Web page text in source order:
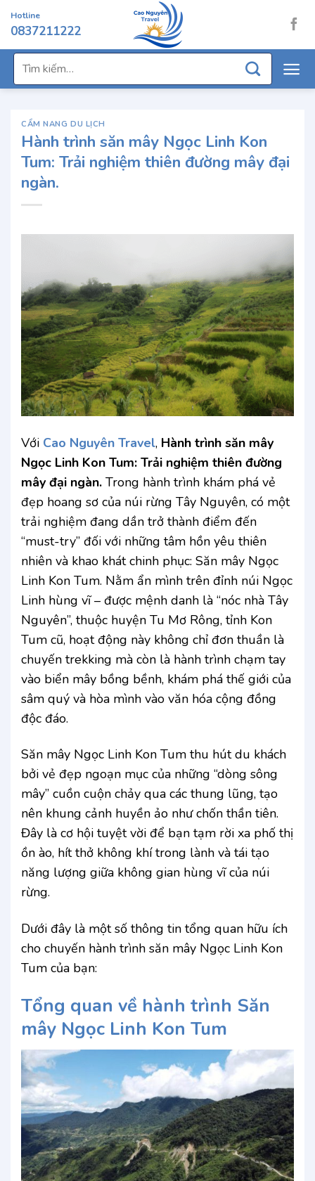
đến
dung
Hotline
0837211222
Tìm
kiếm:
CẨM NANG DU LỊCH
Hành trình săn mây Ngọc Linh Kon
Tum: Trải nghiệm thiên đường mây đại
ngàn.
Với Cao Nguyên Travel, Hành trình săn mây
Ngọc Linh Kon Tum: Trải nghiệm thiên đường
mây đại ngàn. Trong hành trình khám phá vẻ
đẹp hoang sơ của núi rừng Tây Nguyên, có một
trải nghiệm đang dần trở thành điểm đến
“must-try” đối với những tâm hồn yêu thiên
nhiên và khao khát chinh phục: Săn mây Ngọc
Linh Kon Tum. Nằm ẩn mình trên đỉnh núi Ngọc
Linh hùng vĩ – được mệnh danh là “nóc nhà Tây
Nguyên”, thuộc huyện Tu Mơ Rông, tỉnh Kon
Tum cũ, hoạt động này không chỉ đơn thuần là
chuyến trekking mà còn là hành trình chạm tay
vào biển mây bồng bềnh, khám phá thế giới của
sâm quý và hòa mình vào văn hóa cộng đồng
độc đáo.
Săn mây Ngọc Linh Kon Tum thu hút du khách
bởi vẻ đẹp ngoạn mục của những “dòng sông
mây” cuồn cuộn chảy qua các thung lũng, tạo
nên khung cảnh huyền ảo như chốn thần tiên.
Đây là cơ hội tuyệt vời để bạn tạm rời xa phố thị
ồn ào, hít thở không khí trong lành và tái tạo
năng lượng giữa không gian hùng vĩ của núi
rừng.
Dưới đây là một số thông tin tổng quan hữu ích
cho chuyến hành trình săn mây Ngọc Linh Kon
Tum của bạn:
Tổng quan về hành trình Săn
mây Ngọc Linh Kon Tum